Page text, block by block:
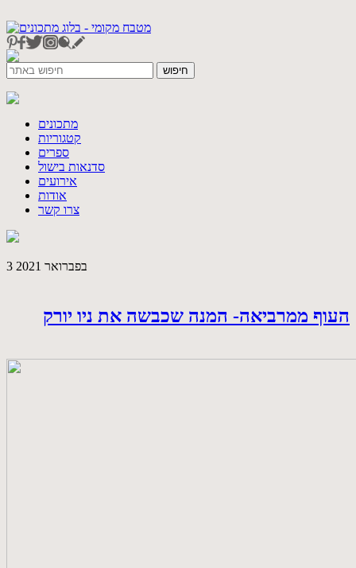
מתכונים
קטגוריות
ספרים
סדנאות בישול
אירועים
אודות
צרו קשר
3 בפברואר 2021
העוף ממרביאה- המנה שכבשה את ניו יורק